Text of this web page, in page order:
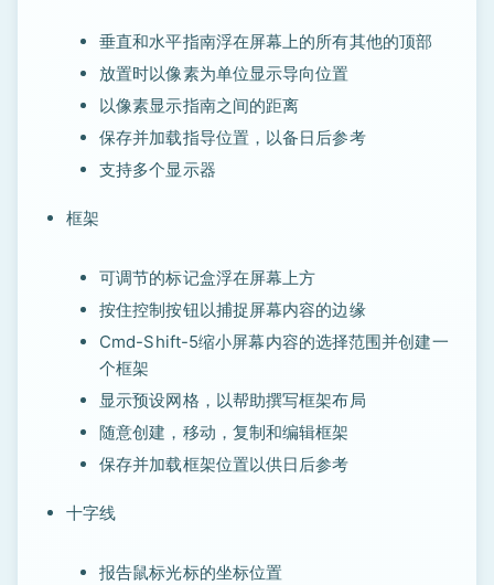
垂直和水平指南浮在屏幕上的所有其他的顶部
放置时以像素为单位显示导向位置
以像素显示指南之间的距离
保存并加载指导位置，以备日后参考
支持多个显示器
框架
可调节的标记盒浮在屏幕上方
按住控制按钮以捕捉屏幕内容的边缘
Cmd-Shift-5缩小屏幕内容的选择范围并创建一
个框架
显示预设网格，以帮助撰写框架布局
随意创建，移动，复制和编辑框架
保存并加载框架位置以供日后参考
十字线
报告鼠标光标的坐标位置